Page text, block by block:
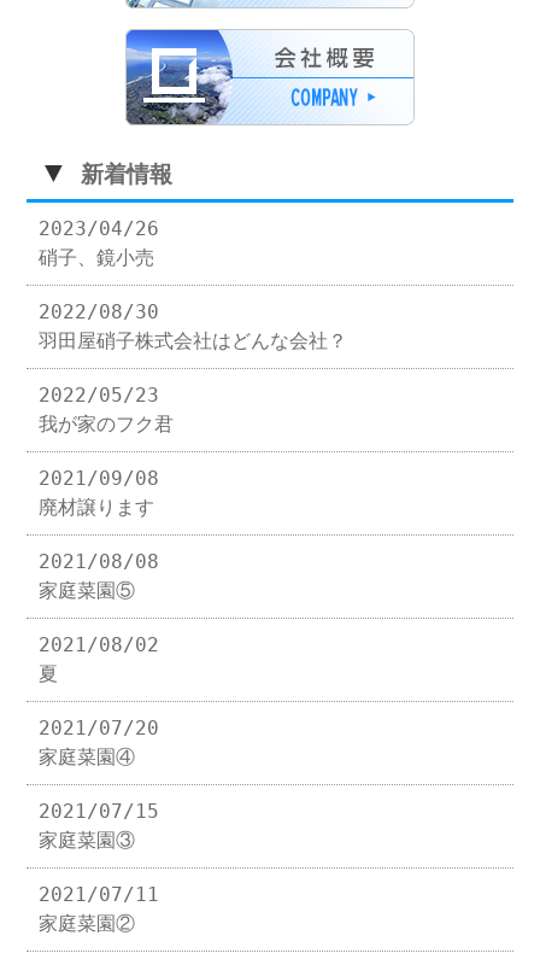
▼ 新着情報
2023/04/26
硝子、鏡小売
2022/08/30
羽田屋硝子株式会社はどんな会社？
2022/05/23
我が家のフク君
2021/09/08
廃材譲ります
2021/08/08
家庭菜園⑤
2021/08/02
夏
2021/07/20
家庭菜園④
2021/07/15
家庭菜園③
2021/07/11
家庭菜園②